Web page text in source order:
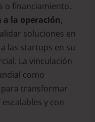
o financiamiento.
a la operación,
soluciones en
las startups en su
La vinculación
como
para transformar
y con